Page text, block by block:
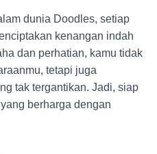
dunia Doodles, setiap
kenangan indah
dan perhatian, kamu tidak
tetapi juga
tak tergantikan. Jadi, siap
berharga dengan